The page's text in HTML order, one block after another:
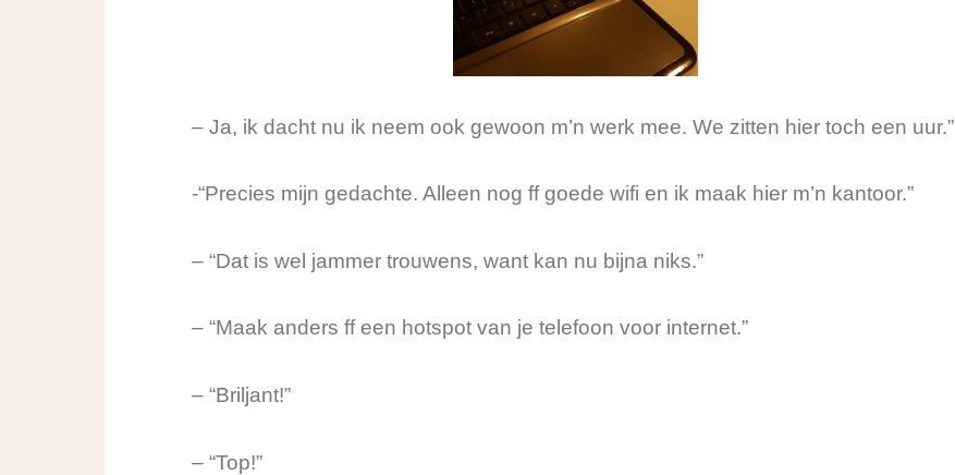
– Ja, ik dacht nu ik neem ook gewoon m’n werk mee. We zitten hier toch een uur.”
-“Precies mijn gedachte. Alleen nog ff goede wifi en ik maak hier m’n kantoor.”
– “Dat is wel jammer trouwens, want kan nu bijna niks.”
– “Maak anders ff een hotspot van je telefoon voor internet.”
– “Briljant!”
– “Top!”